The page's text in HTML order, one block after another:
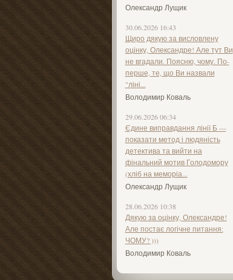
Олександр Лущик
30.06.2026 16:43
Щиро дякую за висловлену
оцінку, Олександре! Але тут Ви
не вгадали. Поясню, чому. По-
перше, те, що Ви назвали
"ліні...
Володимир Коваль
29.06.2026 06:34
Єдине виправдання лінії Б —
показати метод і людяність
детектива та вийти на
фінальний мотив Голодомору
(хліб на меморіа...
Олександр Лущик
28.06.2026 10:38
Дякую за оцінку, Олександре!
Але постає логічне питання:
ЧОМУ? )))
Володимир Коваль